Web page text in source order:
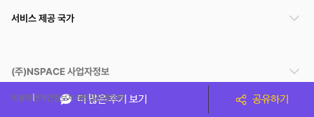
더 많은 후기 보기 공유하기
서비스 제공 국가
(주)NSPACE 사업자정보
이용약관개인정보처리방침운영정책
스페이스클라우드는 통신판매중개자이며 통신판매의 당사자가 아닙니다. 따라서 스페이스클